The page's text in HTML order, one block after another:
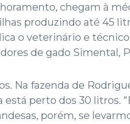
chegam à
produzindo até 45
o veterinário e
de gado Simental,
Na fazenda de
está perto dos 30 litros.
porém, se